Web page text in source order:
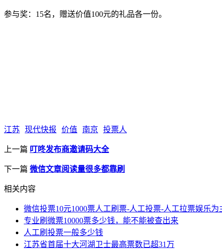
参与奖：15名，赠送价值100元的礼品各一份。
江苏 现代快报 价值 南京 投票人
上一篇 叮咚发布商邀请码大全
下一篇 微信文章阅读量很多都靠刷
相关内容
微信投票10元1000票人工刷票-人工投票-人工拉票娱乐为
专业刷微票10000票多少钱，能不能被查出来
人工刷投票一般多少钱
江苏省首届十大河湖卫士最高票数已超31万